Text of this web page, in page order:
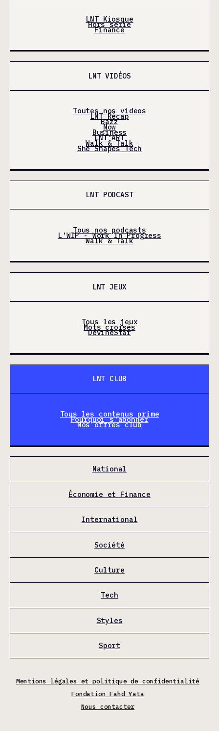
LNT Kiosque
Hors série
Finance
LNT VIDÉOS
Toutes nos videos
LNT Récap
Bazz
Now
Business
LNT'ART
Walk & Talk
She Shapes Tech
LNT PODCAST
Tous nos podcasts
L'WIP - Work In Progress
Walk & Talk
LNT JEUX
Tous les jeux
Mots croisés
DevineStar
LNT CLUB
Tous les contenus prime
Pourquoi s'abonner
Nos offres club
National
Économie et Finance
International
Société
Culture
Tech
Styles
Sport
Mentions légales et politique de confidentialité
Fondation Fahd Yata
Nous contacter